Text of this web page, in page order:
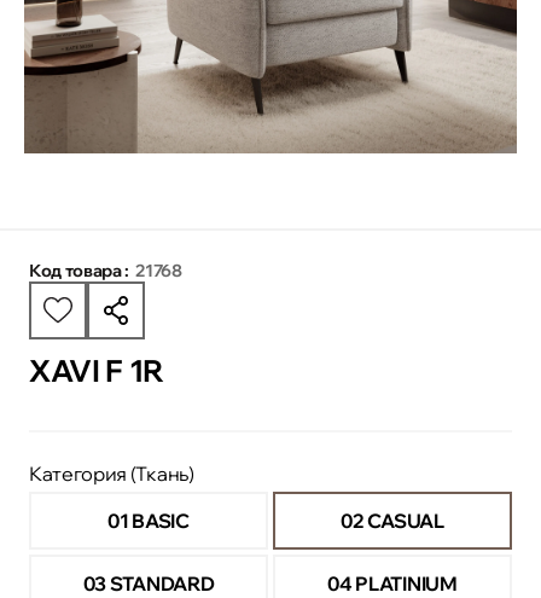
Код товара : 21768
XAVI F 1R
Категория (Ткань)
01 BASIC
02 CASUAL
03 STANDARD 04 PLATINIUM